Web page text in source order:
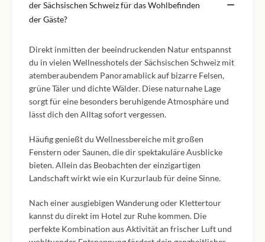
der Sächsischen Schweiz für das Wohlbefinden
der Gäste?
Direkt inmitten der beeindruckenden Natur entspannst
du in vielen Wellnesshotels der Sächsischen Schweiz mit
atemberaubendem Panoramablick auf bizarre Felsen,
grüne Täler und dichte Wälder. Diese naturnahe Lage
sorgt für eine besonders beruhigende Atmosphäre und
lässt dich den Alltag sofort vergessen.
Häufig genießt du Wellnessbereiche mit großen
Fenstern oder Saunen, die dir spektakuläre Ausblicke
bieten. Allein das Beobachten der einzigartigen
Landschaft wirkt wie ein Kurzurlaub für deine Sinne.
Nach einer ausgiebigen Wanderung oder Klettertour
kannst du direkt im Hotel zur Ruhe kommen. Die
perfekte Kombination aus Aktivität an frischer Luft und